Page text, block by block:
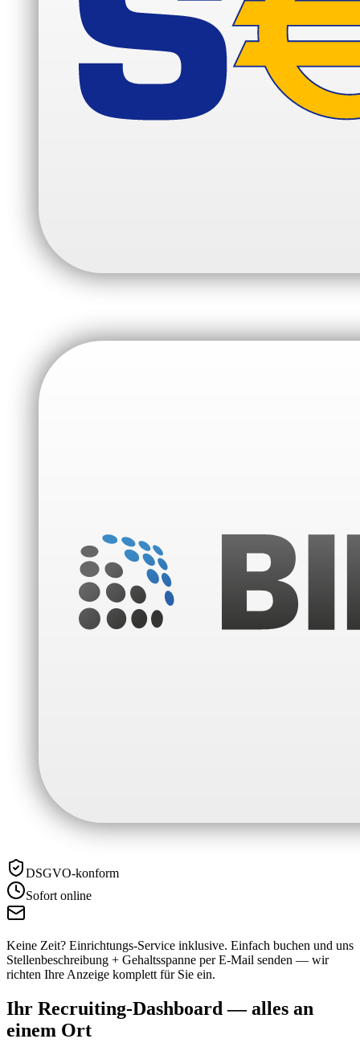
DSGVO-konform
Sofort online
Keine Zeit? Einrichtungs-Service inklusive. Einfach buchen und uns
Stellenbeschreibung + Gehaltsspanne per E-Mail senden — wir
richten Ihre Anzeige komplett für Sie ein.
Ihr Recruiting-Dashboard — alles an
einem Ort